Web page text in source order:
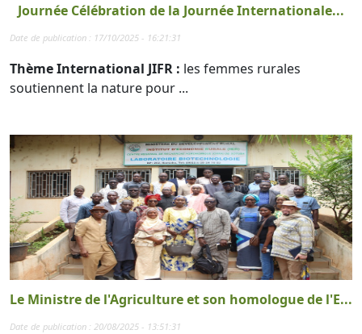
Journée Célébration de la Journée Internationale...
Date de publication : 17/10/2025 - 16:21:31
Thème International JIFR : les femmes rurales
soutiennent la nature pour ...
Le Ministre de l'Agriculture et son homologue de l'E...
Date de publication : 20/08/2025 - 13:51:31